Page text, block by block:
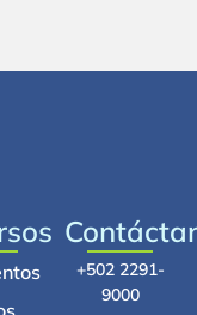
+502 2291-
9000